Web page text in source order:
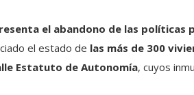
el abandono de las políticas
el estado de las más de 300
Estatuto de Autonomía, cuyos